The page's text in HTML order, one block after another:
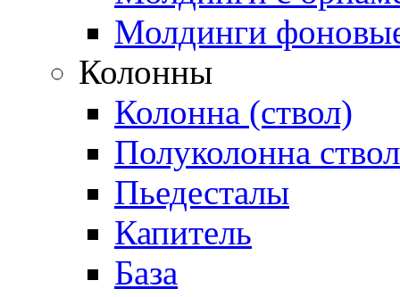
Молдинги
Колонны
Колонна (ствол)
Полуколонна ствол
Пьедесталы
Капитель
База